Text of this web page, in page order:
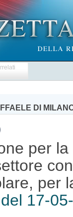
DI
per
per
17-